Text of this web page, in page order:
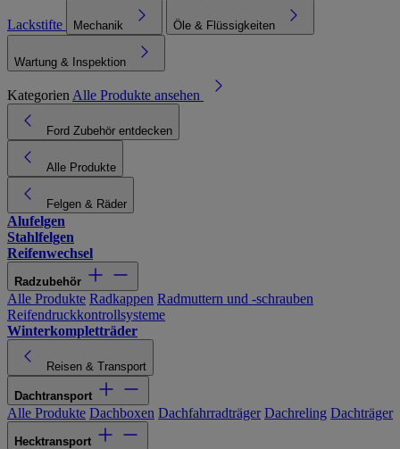
Lackstifte Mechanik Öle & Flüssigkeiten
Wartung & Inspektion
Kategorien Alle Produkte ansehen
Ford Zubehör entdecken
Alle Produkte
Felgen & Räder
Alufelgen
Stahlfelgen
Reifenwechsel
Radzubehör
Alle Produkte Radkappen Radmuttern und -schrauben
Reifendruckkontrollsysteme
Winterkompletträder
Reisen & Transport
Dachtransport
Alle Produkte Dachboxen Dachfahrradträger Dachreling Dachträger
Hecktransport